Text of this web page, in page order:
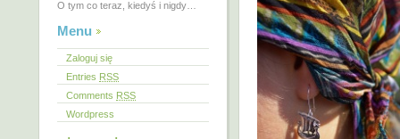
O tym co teraz, kiedyś i nigdy…
Menu
Zaloguj się
Entries RSS
Comments RSS
Wordpress